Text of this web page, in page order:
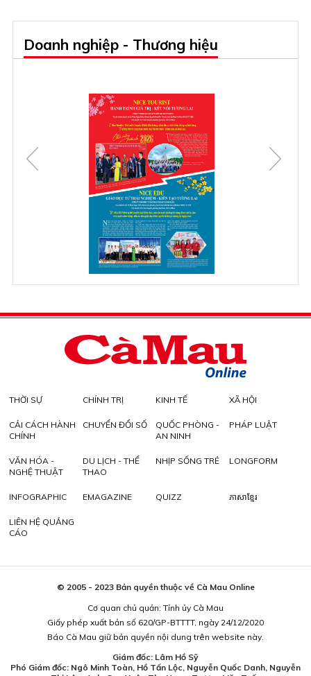
Doanh nghiệp - Thương hiệu
THỜI SỰ CHÍNH TRỊ KINH TẾ XÃ HỘI
CẢI CÁCH HÀNH
CHÍNH
CHUYỂN ĐỔI SỐ
QUỐC PHÒNG -
AN NINH
PHÁP LUẬT
VĂN HÓA -
NGHỆ THUẬT
DU LỊCH - THỂ
THAO
NHỊP SỐNG TRẺ LONGFORM
INFOGRAPHIC EMAGAZINE QUIZZ ភាសាខ្មែរ
LIÊN HỆ QUẢNG
CÁO
© 2005 - 2023 Bản quyền thuộc về Cà Mau Online
Cơ quan chủ quản: Tỉnh ủy Cà Mau
Giấy phép xuất bản số 620/GP-BTTTT, ngày 24/12/2020
Báo Cà Mau giữ bản quyền nội dung trên website này.
Giám đốc: Lâm Hồ Sỹ
Phó Giám đốc: Ngô Minh Toàn, Hồ Tấn Lộc, Nguyễn Quốc Danh, Nguyễn